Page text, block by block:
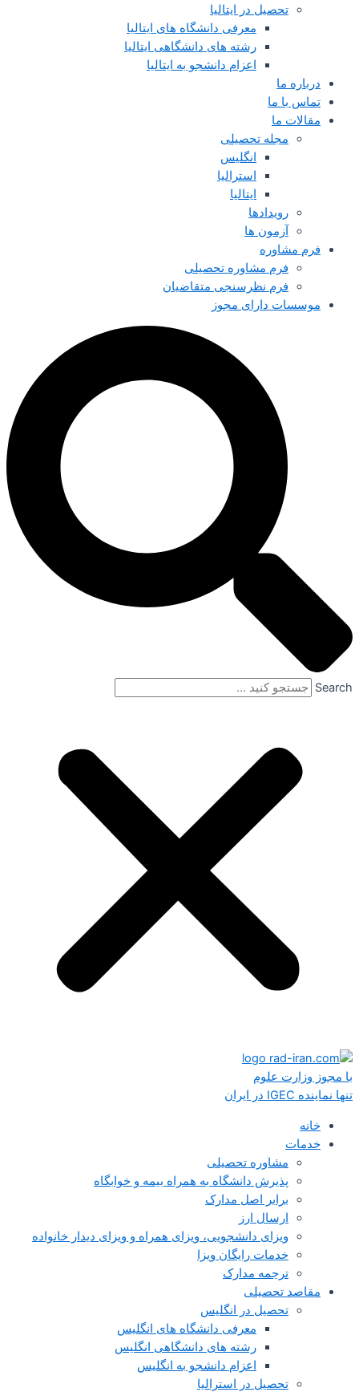
تحصیل در ایتالیا
معرفی دانشگاه های ایتالیا
رشته های دانشگاهی ایتالیا
اعزام دانشجو به ایتالیا
درباره ما
تماس با ما
مقالات ما
مجله تحصیلی
انگلیس
استرالیا
ایتالیا
رویدادها
آزمون ها
فرم مشاوره
فرم مشاوره تحصیلی
فرم نظرسنجی متقاضیان
موسسات دارای مجوز
Search
با مجوز وزارت علوم
تنها نماینده IGEC در ایران
خانه
خدمات
مشاوره تحصیلی
پذیرش دانشگاه به همراه بیمه و خوابگاه
برابر اصل مدارک
ارسال ارز
ویزای دانشجویی، ویزای همراه و ویزای دیدار خانواده
خدمات رایگان ویزا
ترجمه مدارک
مقاصد تحصیلی
تحصیل در انگلیس
معرفی دانشگاه های انگلیس
رشته های دانشگاهی انگلیس
اعزام دانشجو به انگلیس
تحصیل در استرالیا